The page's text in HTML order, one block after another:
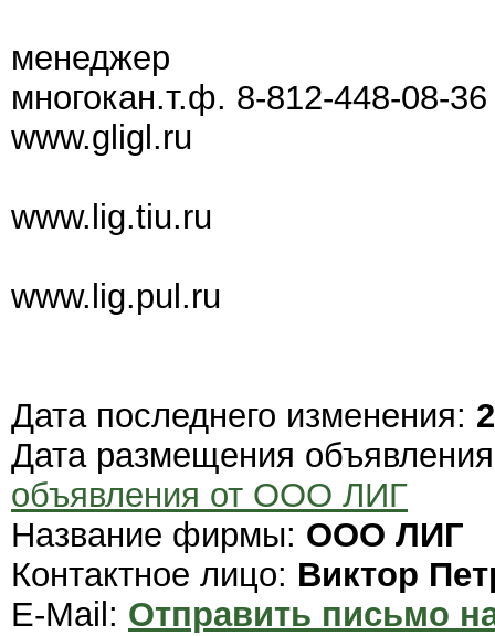
менеджер
многокан.т.ф. 8-812-448-08-36
www.gligl.ru
www.lig.tiu.ru
www.lig.pul.ru
Дата последнего изменения:
Дата размещения
объявления от ООО ЛИГ
Название фирмы: ООО ЛИГ
Контактное лицо: Виктор
E-Mail: Отправить письмо